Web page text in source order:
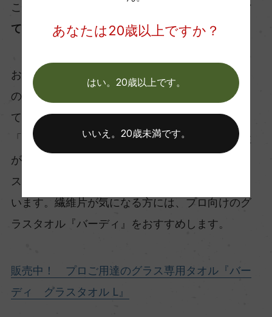
ことはスポンジと同様、
「ふきんを食器用と分け
ておく」ってことです。
お皿を拭くふきんにはやはり油分がついてしまう
ので、グラス用のタオルは食器用と分けて準備し
ておきましょう。スーパーに売られている布の
「ふきん」はおすすめです。柔らかくて、吸水性
があって実用的。少し繊維片が付きますが、グラ
スに傷がつけないことと、拭きやすい点で優れて
います。繊維片が気になる方には、プロ向けのグ
ラスタオル『バーディ』をおすすめします。
販売中！ プロご用達のグラス専用タオル『バー
ディ グラスタオル L』
あなたは20歳以上ですか？
はい。20歳以上です。
いいえ。20歳未満です。